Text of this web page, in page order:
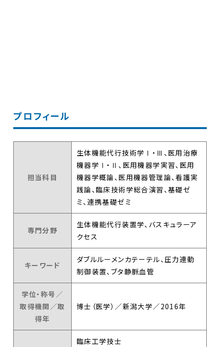
プロフィール
担当科目
生体機能代行技術学Ⅰ・Ⅲ、医用治療
機器学Ⅰ・Ⅱ、医用機器学実習、医用
機器学概論、医用機器管理論、看護実
践論、臨床技術学総合演習、基礎ゼ
ミ、連携基礎ゼミ
専門分野
生体機能代行装置学、バスキュラーア
クセス
キーワード
ダブルルーメンカテーテル、圧力連動
制御装置、ブタ静脈血管
学位・称号／
取得機関／取
得年
博士（医学）／新潟大学／2016年
臨床工学技士